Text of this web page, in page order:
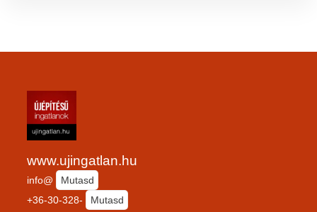
www.ujingatlan.hu
info@
Mutasd
+36-30-328-
Mutasd